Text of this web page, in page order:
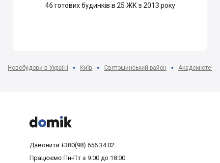
46 готових будинків в 25 ЖК з 2013 року
Новобудови в Україні Київ Святошинський район



Дзвонити +380(98) 656 34 02
Працюємо Пн-Пт з 9:00 до 18:00